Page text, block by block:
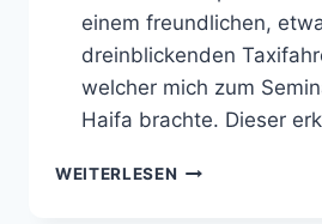
einem freundlichen,
dreinblickenden
welcher mich zum
Haifa brachte. Dieser
WEITERLESEN